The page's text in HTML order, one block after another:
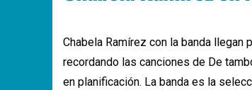
Chabela Ramírez con la banda llegan
recordando las canciones de De
en planificación. La banda es la